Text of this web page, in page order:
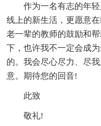
作为一名有志的年
线上的新生活，更愿意
老一辈的教师的鼓励和
下，也许我不一定会成
的。我会尽心尽力、尽
意。期待您的回音!
此致
敬礼!